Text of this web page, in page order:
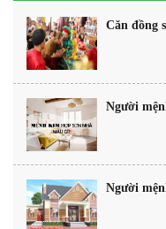
Căn đồng
Người
Người